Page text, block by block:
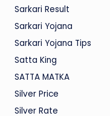
Sarkari Result
Sarkari Yojana
Sarkari Yojana Tips
Satta King
SATTA MATKA
Silver Price
Silver Rate